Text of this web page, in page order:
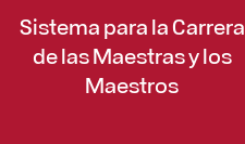
Sistema para la Carrera
de las Maestras y los
Maestros